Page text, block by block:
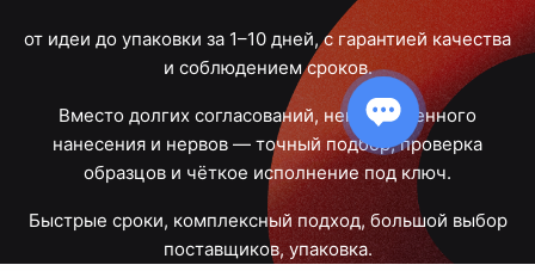
от идеи до упаковки за 1–10 дней, с гарантией качества
и соблюдением сроков.
Вместо долгих согласований, некачественного
нанесения и нервов — точный подбор, проверка
образцов и чёткое исполнение под ключ.
Быстрые сроки, комплексный подход, большой выбор
поставщиков, упаковка.